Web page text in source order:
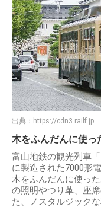
出典： https://cdn3.railf.jp
木をふんだんに使っ
富山地鉄の観光列車
に製造された7000形
木をふんだんに使っ
の照明やつり革、座
た、ノスタルジック